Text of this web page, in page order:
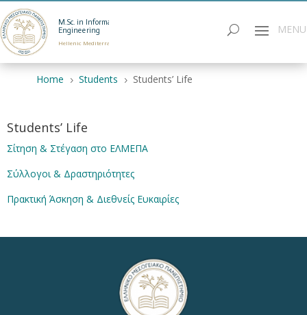
M.Sc. in Informatics
Engineering
Hellenic Mediterranean University
Home 5 Students 5 Students’ Life
Students’ Life
Σίτηση & Στέγαση στο ΕΛΜΕΠΑ
Σύλλογοι & Δραστηριότητες
Πρακτική Άσκηση & Διεθνείς Ευκαιρίες